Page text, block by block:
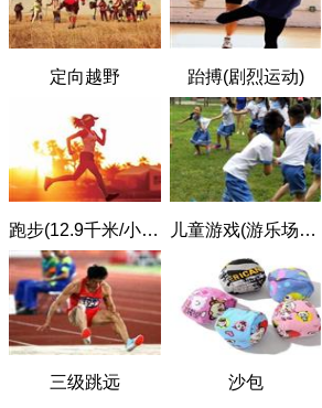
定向越野 跆搏(剧烈运动)
跑步(12.9千米/小时) 儿童游戏(游乐场，绳球，四方戏)
三级跳远 沙包